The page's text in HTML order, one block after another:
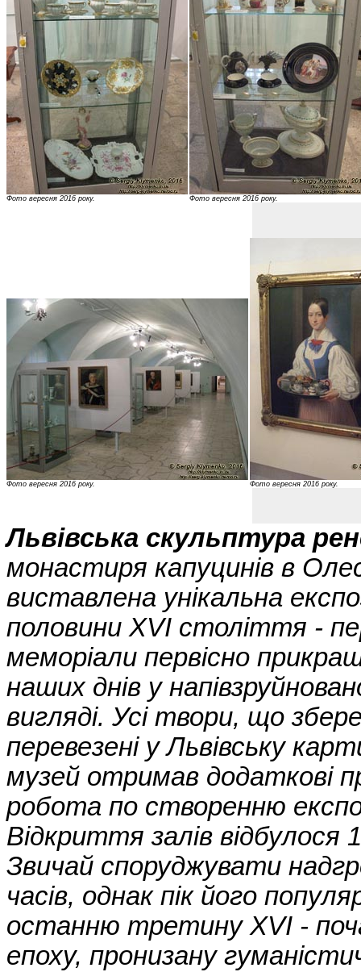
Фото вересня 2016 року. Фото вересня 2016 року.
Фото вересня 2016 року. Фото вересня 2016 року.
Львівська скульптура
монастиря капуцинів в
виставлена унікальна
половини XVI століття -
меморіали первісно
наших днів у
вигляді. Усі твори, що
перевезені у Львівську
музей отримав додаткові
робота по створенню
Відкриття залів відбулося
Звичай споруджувати
часів, однак пік його
останню третину XVI -
епоху, пронизану